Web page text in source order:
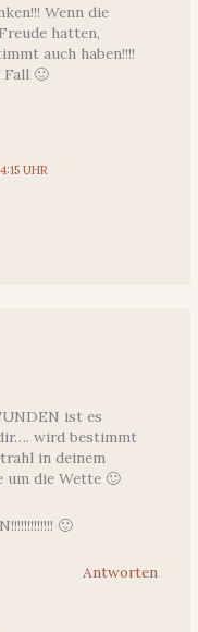
Wenn die
hatten,
auch haben!!!!
Fall 🙂
UHR
ist es
wird bestimmt
in deinem
um die Wette 🙂
🙂
Antworten